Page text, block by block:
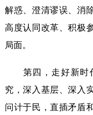
解惑、澄清谬误、消
高度认同改革、积极
局面。
第四，走好新时
究，深入基层、深入
问计于民，直插矛盾